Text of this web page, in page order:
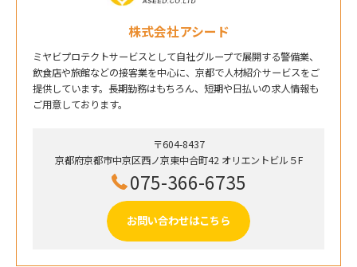
株式会社アシード
ミヤビプロテクトサービスとして自社グループで展開する警備業、
飲食店や旅館などの接客業を中心に、京都で人材紹介サービスをご
提供しています。長期勤務はもちろん、短期や日払いの求人情報も
ご用意しております。
〒604-8437
京都府京都市中京区西ノ京東中合町42 オリエントビル５F
075-366-6735
お問い合わせはこちら